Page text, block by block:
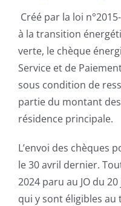
Créé par la loi
à la transition
verte, le chèque
Service et de
sous condition de
partie du montant
résidence principale.
L’envoi des chèques
le 30 avril dernier.
2024 paru au JO du
qui y sont éligibles